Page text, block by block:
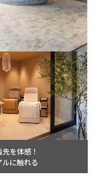
を体感！
に触れる